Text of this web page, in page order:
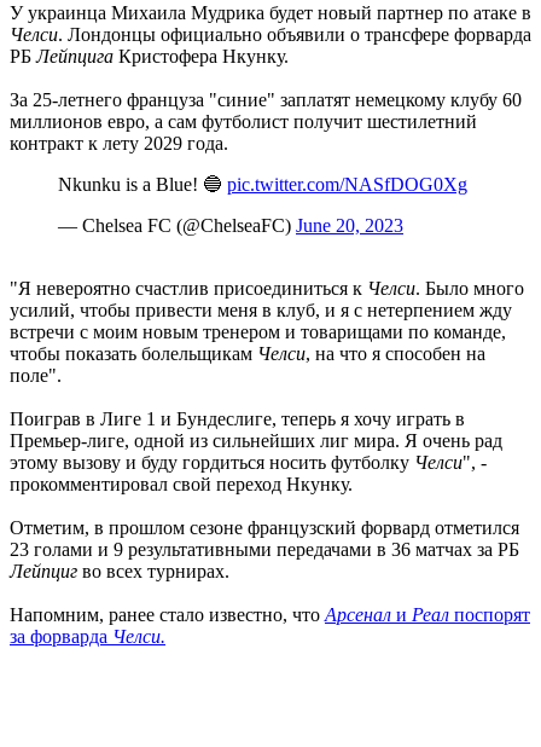
У украинца Михаила Мудрика будет новый партнер по атаке в
Челси. Лондонцы официально объявили о трансфере форварда
РБЛейпцига Кристофера Нкунку.
За 25-летнего француза "синие" заплатят немецкому клубу 60
миллионов евро, а сам футболист получит шестилетний
контракт к лету 2029 года.
Nkunku is a Blue! 🔵 pic.twitter.com/NASfDOG0Xg
— Chelsea FC (@ChelseaFC) June 20, 2023
"Я невероятно счастлив присоединиться к Челси. Было много
усилий, чтобы привести меня в клуб, и я с нетерпением жду
встречи с моим новым тренером и товарищами по команде,
чтобы показать болельщикам Челси, на что я способен на
поле".
Поиграв в Лиге 1 и Бундеслиге, теперь я хочу играть в
Премьер-лиге, одной из сильнейших лиг мира. Я очень рад
этому вызову и буду гордиться носить футболку Челси", -
прокомментировал свой переход Нкунку.
Отметим, в прошлом сезоне французский форвард отметился
23 голами и 9 результативными передачами в 36 матчах за РБ
Лейпциг во всех турнирах.
Напомним, ранее стало известно, что Арсенал и Реал поспорят
за форварда Челси.